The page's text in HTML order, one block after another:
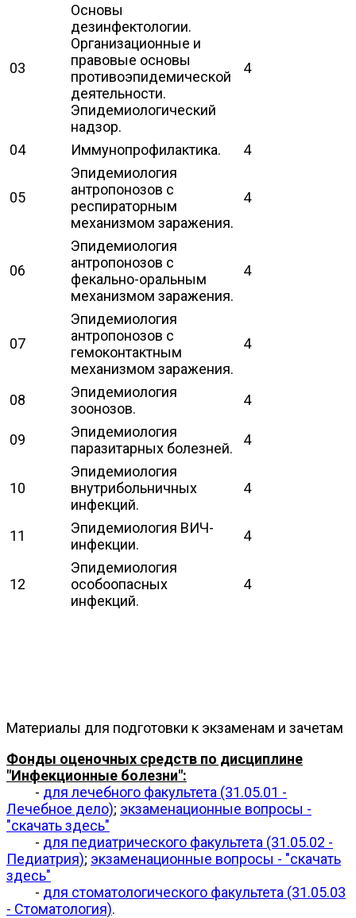
03
Основы
дезинфектологии.
Организационные и
правовые основы
противоэпидемической
деятельности.
Эпидемиологический
надзор.
4
04 Иммунопрофилактика. 4
05
Эпидемиология
антропонозов с
респираторным
механизмом заражения.
4
06
Эпидемиология
антропонозов с
фекально-оральным
механизмом заражения.
4
07
Эпидемиология
антропонозов с
гемоконтактным
механизмом заражения.
4
08
Эпидемиология
зоонозов.
4
09
Эпидемиология
паразитарных болезней.
4
10
Эпидемиология
внутрибольничных
инфекций.
4
11
Эпидемиология ВИЧ-
инфекции.
4
12
Эпидемиология
особоопасных
инфекций.
4
Материалы для подготовки к экзаменам и зачетам
Фонды оценочных средств по дисциплине
"Инфекционные болезни":
- для лечебного факультета (31.05.01 -
Лечебное дело); экзаменационные вопросы -
"скачать здесь"
- для педиатрического факультета (31.05.02 -
Педиатрия); экзаменационные вопросы - "скачать
здесь"
- для стоматологического факультета (31.05.03
- Стоматология).